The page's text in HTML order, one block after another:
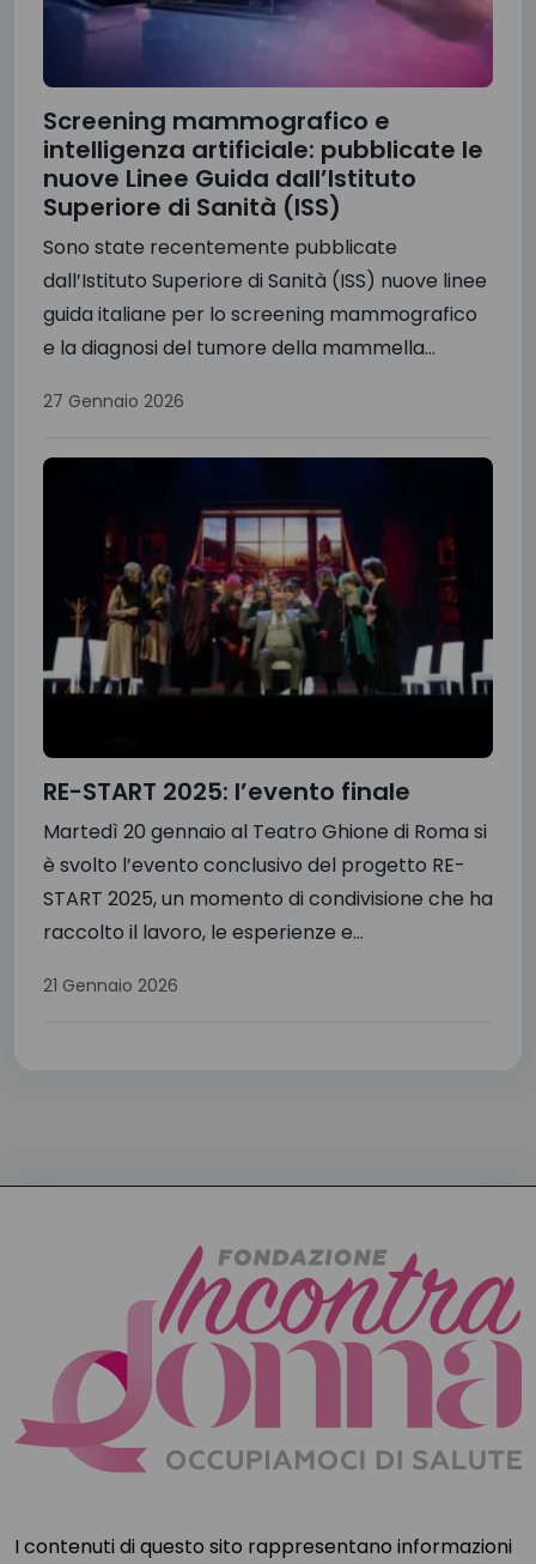
Screening mammografico e
intelligenza artificiale: pubblicate le
nuove Linee Guida dall’Istituto
Superiore di Sanità (ISS)
Sono state recentemente pubblicate
dall’Istituto Superiore di Sanità (ISS) nuove linee
guida italiane per lo screening mammografico
e la diagnosi del tumore della mammella...
27 Gennaio 2026
RE-START 2025: l’evento finale
Martedì 20 gennaio al Teatro Ghione di Roma si
è svolto l’evento conclusivo del progetto RE-
START 2025, un momento di condivisione che ha
raccolto il lavoro, le esperienze e...
21 Gennaio 2026
I contenuti di questo sito rappresentano informazioni